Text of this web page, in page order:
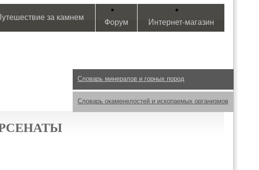
за камнем
Форум Интернет-магазин
Словарь минералов и горных пород
Словарь окаменелостей и ископаемых организмов